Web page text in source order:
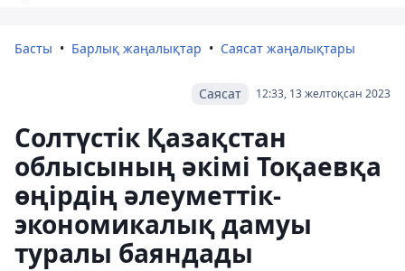
Басты Барлық жаңалықтар Саясат жаңалықтары
12:33, 13 желтоқсан 2023
Саясат
Солтүстік Қазақстан
облысының әкімі Тоқаевқа
өңірдің әлеуметтік-
экономикалық дамуы
туралы баяндады